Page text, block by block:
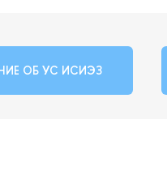
ОБ УС ИСИЭЗ